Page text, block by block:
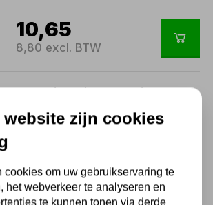
10,65
8,80 excl. BTW
Bekleding clips assortiment 192
9,00 excl. BTW
website zijn cookies
cookies om uw gebruikservaring te
het webverkeer te analyseren en
te kunnen tonen via derde